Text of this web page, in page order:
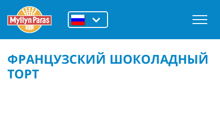
ФРАНЦУЗСКИЙ ШОКОЛАДНЫЙ
ТОРТ